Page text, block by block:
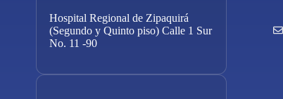
Hospital Regional de Zipaquirá
(Segundo y Quinto piso) Calle 1 Sur
No. 11 -90